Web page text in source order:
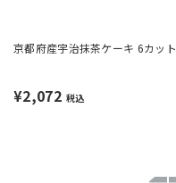
京都府産宇治抹茶ケーキ 6カット
¥2,072 税込